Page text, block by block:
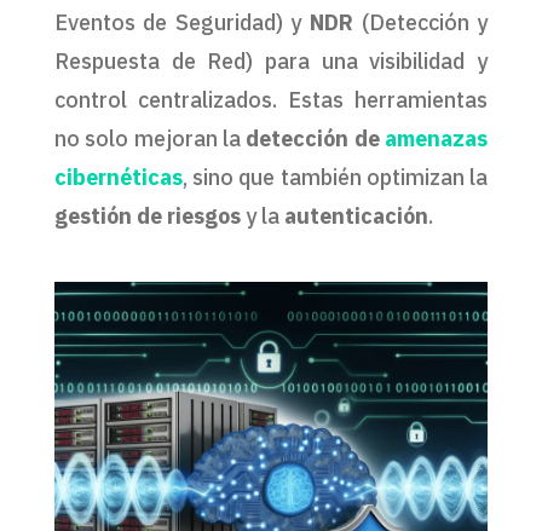
Eventos de Seguridad) y NDR (Detección y
Respuesta de Red) para una visibilidad y
control centralizados. Estas herramientas
no solo mejoran la detección de amenazas
cibernéticas, sino que también optimizan la
gestión de riesgosy la autenticación.